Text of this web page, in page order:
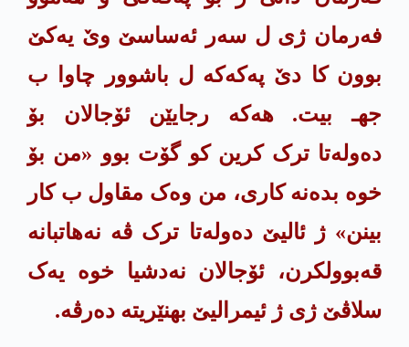
فەرمان ژی ل سەر ئەساسێ وێ یه‌كێ
بوون کا دێ په‌كه‌كە ل باشوور چاوا ب
جهـ بیت. هەکە رجایێن ئۆجالان بۆ
دەولەتا ترک کرین کو گۆت بوو «من بۆ
خوە بده‌نه‌ كاری، من وەک مقاول ب کار
بینن» ژ ئالیێ دەولەتا ترک ڤە نه‌هاتبانه‌
قەبوولکرن، ئۆجالان نه‌دشیا خوه‌ یەک
سلاڤێ ژی ژ ئیمرالیێ بهنێریته دەرڤە.